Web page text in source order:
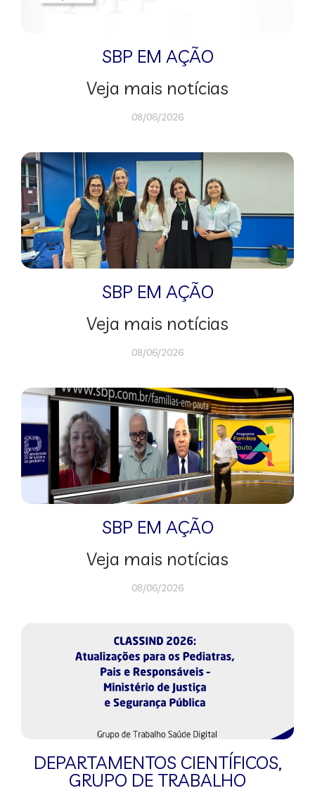
SBP EM AÇÃO
Veja mais notícias
08/06/2026
SBP EM AÇÃO
Veja mais notícias
08/06/2026
SBP EM AÇÃO
Veja mais notícias
08/06/2026
DEPARTAMENTOS CIENTÍFICOS,
GRUPO DE TRABALHO